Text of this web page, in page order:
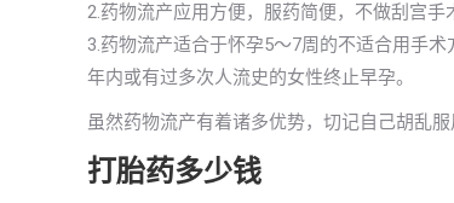
2.药物流产应用方便，服药简便，不做刮宫手
3.药物流产适合于怀孕5～7周的不适合用手
年内或有过多次人流史的女性终止早孕。
虽然药物流产有着诸多优势，切记自己胡乱
打胎药多少钱